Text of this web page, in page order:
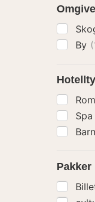
By
Spa
Pakker